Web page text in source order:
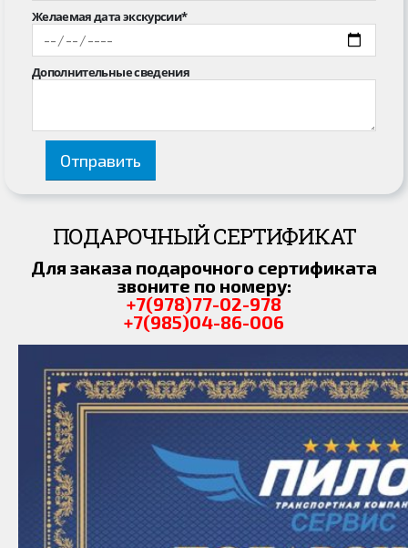
Желаемая дата экскурсии*
Дополнительные сведения
ПОДАРОЧНЫЙ СЕРТИФИКАТ
Для заказа подарочного сертификата
звоните по номеру:
+7(978)77-02-978
+7(985)04-86-006